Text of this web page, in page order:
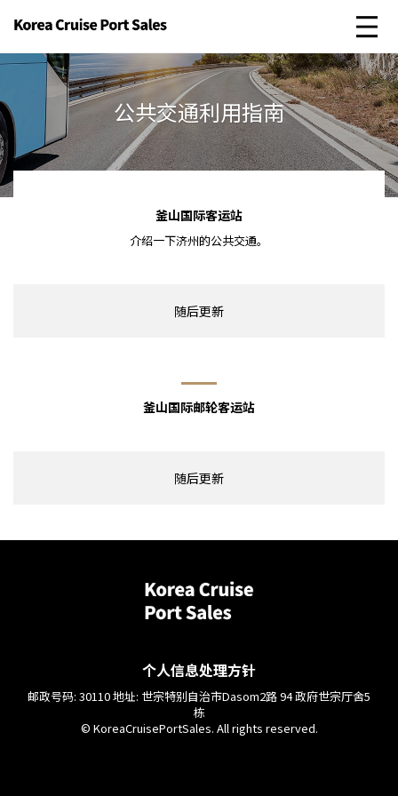
公共交通利用指南
釜山国际客运站
介绍一下济州的公共交通。
随后更新
釜山国际邮轮客运站
随后更新
个人信息处理方针
邮政号码: 30110 地址: 世宗特别自治市Dasom2路 94 政府世宗厅舍5
栋
© KoreaCruisePortSales. All rights reserved.